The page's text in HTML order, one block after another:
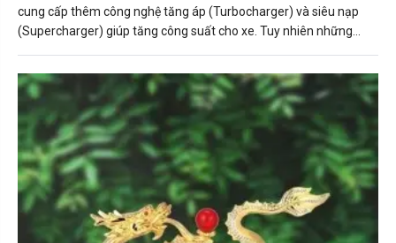
cung cấp thêm công nghệ tăng áp (Turbocharger) và siêu nạp
(Supercharger) giúp tăng công suất cho xe. Tuy nhiên những
chúng.